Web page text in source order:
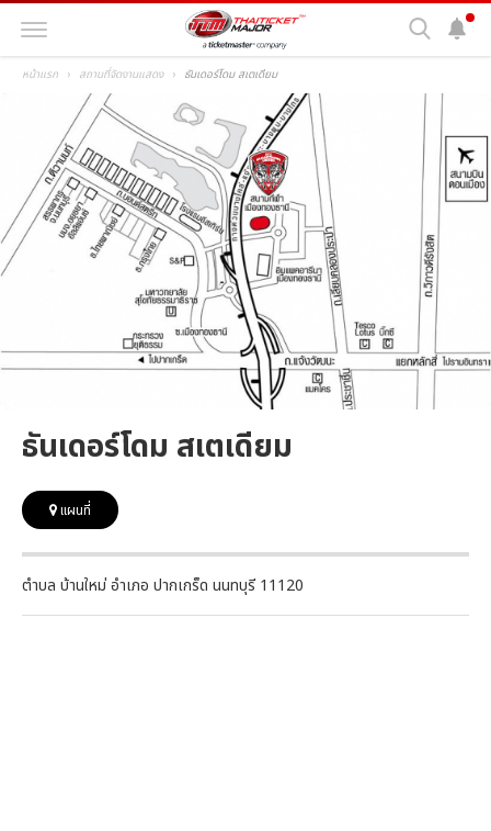
หน้าแรก สถานที่จัดงานแสดง ธันเดอร์โดม สเตเดียม
ธันเดอร์โดม สเตเดียม
แผนที่
ตำบล บ้านใหม่ อำเภอ ปากเกร็ด นนทบุรี 11120